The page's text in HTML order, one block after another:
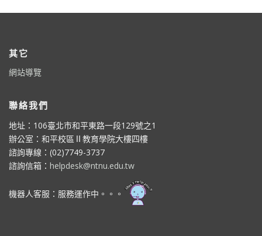
其它
網站導覽
聯絡我們
地址：106臺北市和平東路一段129號之1
辦公室：和平校區Ⅱ教育學院大樓四樓
諮詢專線：(02)7749-3737
諮詢信箱： helpdesk@ntnu.edu.tw
機器人客服：服務運作中。。。